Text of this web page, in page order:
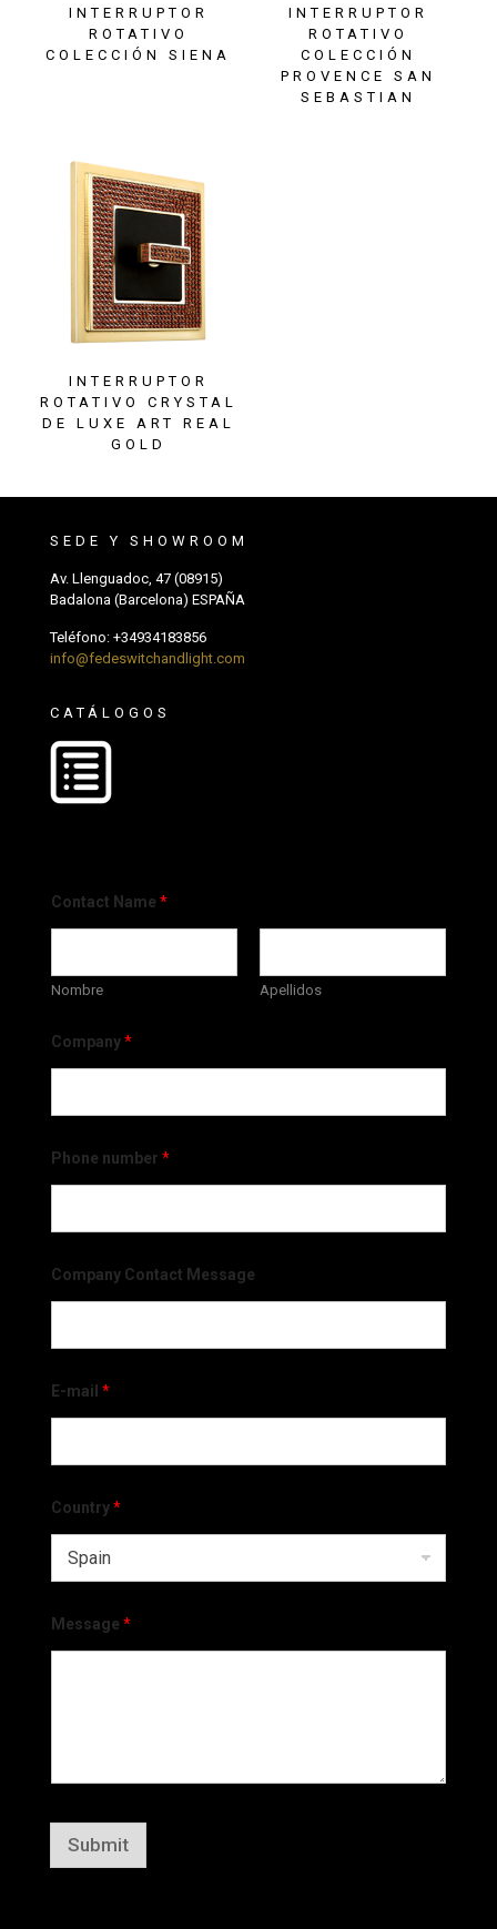
INTERRUPTOR
ROTATIVO
COLECCIÓN SIENA
INTERRUPTOR
ROTATIVO
COLECCIÓN
PROVENCE SAN
SEBASTIAN
INTERRUPTOR
ROTATIVO CRYSTAL
DE LUXE ART REAL
GOLD
SEDE Y SHOWROOM
Av. Llenguadoc, 47 (08915)
Badalona (Barcelona) ESPAÑA
Teléfono: +34934183856
info@fedeswitchandlight.com
CATÁLOGOS
Contact Name *
Nombre Apellidos
Company*
Phone number *
Company Contact Message
E-mail *
Country*
Message *
Submit